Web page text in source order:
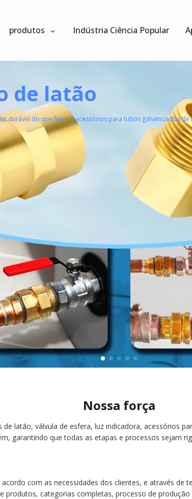
produtos Indústria Ciência Popular
de latão
durável do que ferro e acessórios para tubos galvanizados de
Nossa força
latão, válvula de esfera, luz indicadora, acessórios
garantindo que todas as etapas e processos sejam
com as necessidades dos clientes, e através
categorias completas, processo de